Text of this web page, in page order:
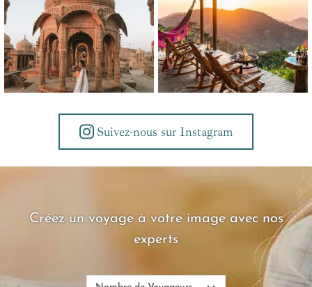
Suivez-nous sur Instagram
Créez un voyage à votre image avec nos
experts